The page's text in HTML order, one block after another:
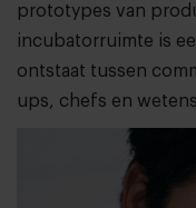
prototypes van
incubatorruimte is
ontstaat tussen
ups, chefs en